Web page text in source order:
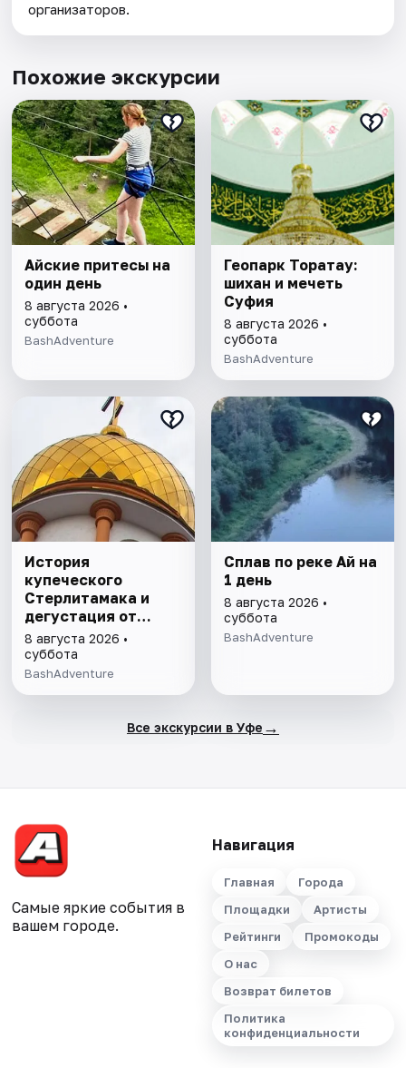
организаторов.
Похожие экскурсии
Айские притесы на
один день
8 августа 2026 •
суббота
BashAdventure
Геопарк Торатау:
шихан и мечеть
Суфия
8 августа 2026 •
суббота
BashAdventure
История
купеческого
Стерлитамака и
дегустация от
шоколатье
8 августа 2026 •
суббота
BashAdventure
Сплав по реке Ай на
1 день
8 августа 2026 •
суббота
BashAdventure
Все экскурсии в Уфе →
Самые яркие события в
вашем городе.
Навигация
Главная
Города
Площадки
Артисты
Рейтинги
Промокоды
О нас
Возврат билетов
Политика
конфиденциальности